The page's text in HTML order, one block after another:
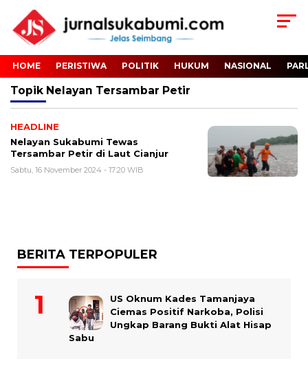
HOME PERISTIWA POLITIK HUKUM NASIONAL
Topik Nelayan Tersambar Petir
HEADLINE
Nelayan Sukabumi Tewas
Tersambar Petir di Laut Cianjur
Sabtu, 16 November 2024 - 17:20 WIB
BERITA TERPOPULER
US Oknum Kades Tamanjaya
Ciemas Positif Narkoba, Polisi
Ungkap Barang Bukti Alat Hisap
Sabu